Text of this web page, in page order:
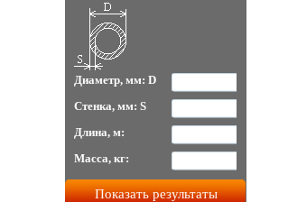
Диаметр, мм: D
Стенка, мм: S
Длина, м:
Масса, кг: